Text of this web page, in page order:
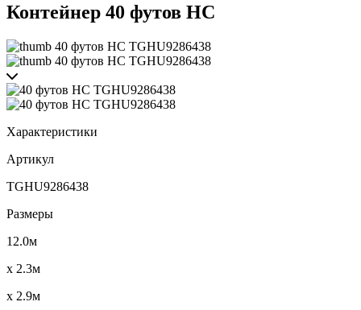
Контейнер 40 футов HC
Характеристики
Артикул
TGHU9286438
Размеры
12.0м
x 2.3м
x 2.9м